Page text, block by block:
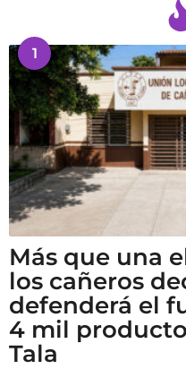
1
Más que una
los cañeros
defenderá el
4 mil
Tala